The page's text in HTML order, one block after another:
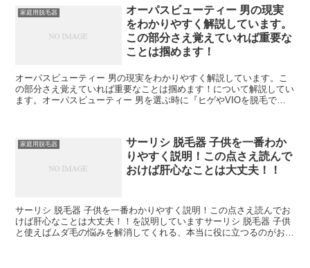
家庭用脱毛器
オーパスビューティー 男の現実
をわかりやすく解説しています。
この部分さえ覚えていれば重要な
ことは掴めます！
オーパスビューティー 男の現実をわかりやすく解説しています。こ
の部分さえ覚えていれば重要なことは掴めます！について解説してい
ます。オーパスビューティー 男を選ぶ時に『ヒゲやVIOを脱毛でき
家庭用脱毛器
サーリシ 脱毛器 子供を一番わか
りやすく説明！この点さえ読んで
おけば肝心なことは大丈夫！！
サーリシ 脱毛器 子供を一番わかりやすく説明！この点さえ読んでお
けば肝心なことは大丈夫！！を説明していますサーリシ 脱毛器 子供
と使えばムダ毛の悩みを解消してくれる、本当に役に立つるのがおす